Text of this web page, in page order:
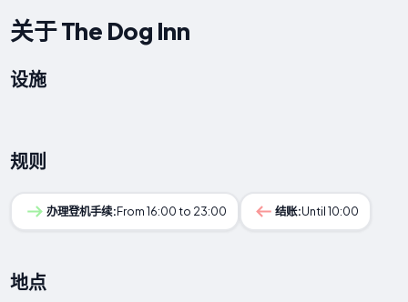
关于 The Dog Inn
设施
规则
办理登机手续:From 16:00 to 23:00 结账:Until 10:00
地点